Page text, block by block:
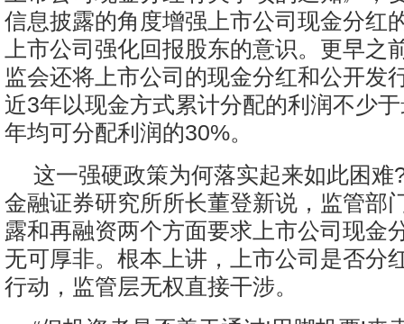
信息披露的角度增强上市公司现金分红
上市公司强化回报股东的意识。更早之
监会还将上市公司的现金分红和公开发
近3年以现金方式累计分配的利润不少
年均可分配利润的30%。
这一强硬政策为何落实起来如此困难
金融证券研究所所长董登新说，监管部
露和再融资两个方面要求上市公司现金
无可厚非。根本上讲，上市公司是否分
行动，监管层无权直接干涉。